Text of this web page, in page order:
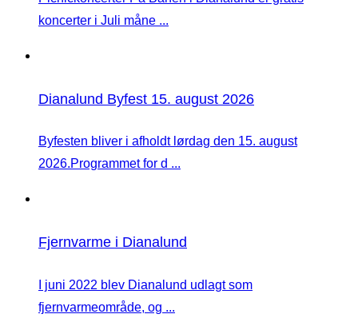
koncerter i Juli måne ...
Dianalund Byfest 15. august 2026
Byfesten bliver i afholdt lørdag den 15. august
2026.Programmet for d ...
Fjernvarme i Dianalund
I juni 2022 blev Dianalund udlagt som
fjernvarmeområde, og ...